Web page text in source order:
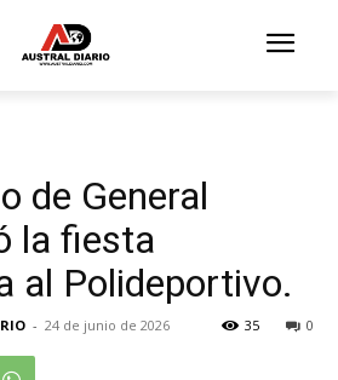
de General
la fiesta
al Polideportivo.
- 24 de junio de 2026 0
35